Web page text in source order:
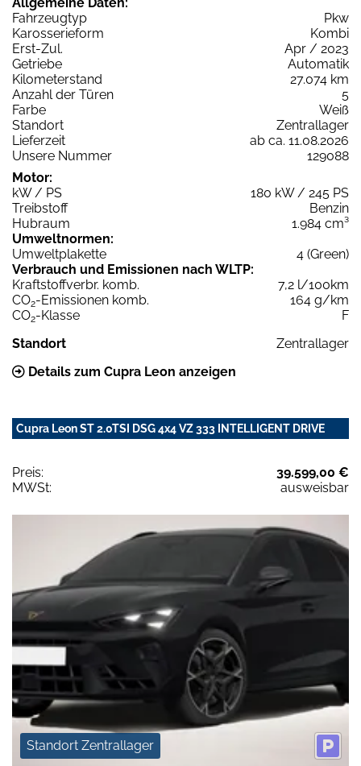
Fahrzeugtyp
Pkw
Karosserieform
Kombi
Erst-Zul.
Apr / 2023
Getriebe
Automatik
Kilometerstand
27.074 km
Anzahl der Türen
5
Farbe
Weiß
Standort
Zentrallager
Lieferzeit
ab ca. 11.08.2026
Unsere Nummer
129088
Motor:
kW / PS
180 kW / 245 PS
Treibstoff
Benzin
Hubraum
1.984 cm³
Umweltnormen:
Umweltplakette
4 (Green)
Verbrauch und Emissionen nach WLTP:
Kraftstoffverbr. komb.
7,2 l/100km
CO2-Emissionen komb.
164 g/km
CO2-Klasse
F
Standort
Zentrallager
Details zum Cupra Leon anzeigen
Cupra Leon ST 2.0TSI DSG 4x4 VZ 333 INTELLIGENT DRIVE
Preis:
39.599,00 €
MWSt:
ausweisbar
Standort Zentrallager